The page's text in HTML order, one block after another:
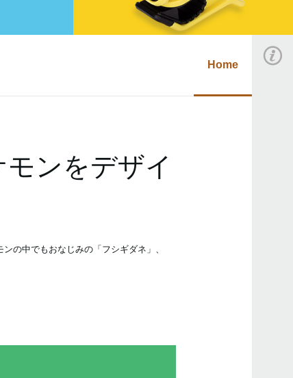
Home
ンをデザイ
の中でもおなじみの「フシギダネ」、